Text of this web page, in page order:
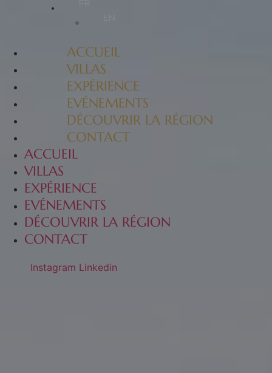
ACCUEIL
VILLAS
EXPÉRIENCE
EVÉNEMENTS
DÉCOUVRIR LA RÉGION
CONTACT
ACCUEIL
VILLAS
EXPÉRIENCE
EVÉNEMENTS
DÉCOUVRIR LA RÉGION
CONTACT
Instagram Linkedin